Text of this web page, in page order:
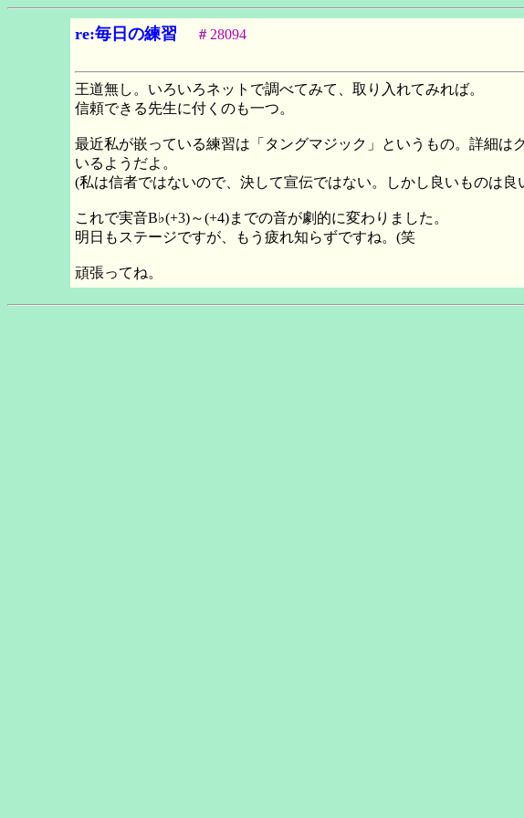
re:毎日の練習
＃28094
王道無し。いろいろネットで調べてみて、取り入れてみれば。
信頼できる先生に付くのも一つ。
最近私が嵌っている練習は「タングマジック」というもの。詳細
いるようだよ。
(私は信者ではないので、決して宣伝ではない。しかし良いものは良
これで実音B♭(+3)～(+4)までの音が劇的に変わりました。
明日もステージですが、もう疲れ知らずですね。(笑
頑張ってね。